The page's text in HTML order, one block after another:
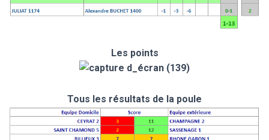
Les points
Tous les résultats de la poule